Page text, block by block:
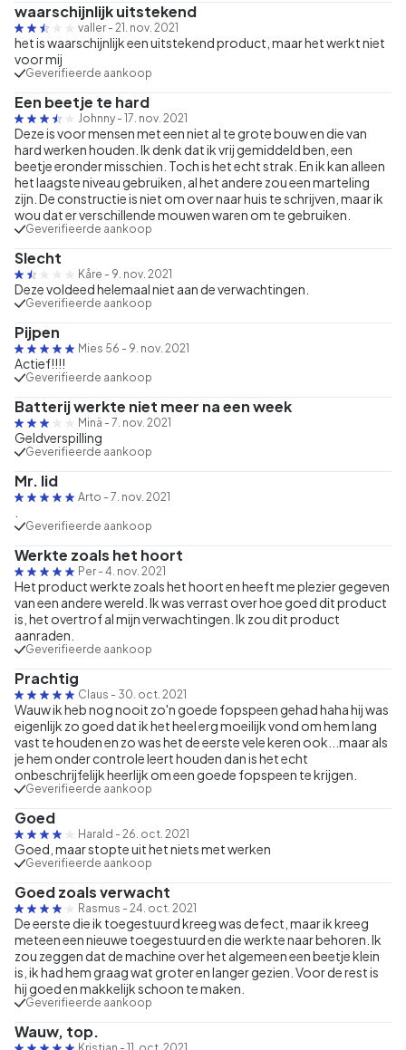
waarschijnlijk uitstekend
valler - 21. nov. 2021
het is waarschijnlijk een uitstekend product, maar het werkt niet
voor mij
Geverifieerde aankoop
Een beetje te hard
Johnny - 17. nov. 2021
Deze is voor mensen met een niet al te grote bouw en die van
hard werken houden. Ik denk dat ik vrij gemiddeld ben, een
beetje eronder misschien. Toch is het echt strak. En ik kan alleen
het laagste niveau gebruiken, al het andere zou een marteling
zijn. De constructie is niet om over naar huis te schrijven, maar ik
wou dat er verschillende mouwen waren om te gebruiken.
Geverifieerde aankoop
Slecht
Kåre - 9. nov. 2021
Deze voldeed helemaal niet aan de verwachtingen.
Geverifieerde aankoop
Pijpen
Mies 56 - 9. nov. 2021
Actief!!!!
Geverifieerde aankoop
Batterij werkte niet meer na een week
Minä - 7. nov. 2021
Geldverspilling
Geverifieerde aankoop
Mr. lid
Arto - 7. nov. 2021
Geverifieerde aankoop
Werkte zoals het hoort
Per - 4. nov. 2021
Het product werkte zoals het hoort en heeft me plezier gegeven
van een andere wereld. Ik was verrast over hoe goed dit product
is, het overtrof al mijn verwachtingen. Ik zou dit product
aanraden.
Geverifieerde aankoop
Prachtig
Claus - 30. oct. 2021
Wauw ik heb nog nooit zo'n goede fopspeen gehad haha hij was
eigenlijk zo goed dat ik het heel erg moeilijk vond om hem lang
vast te houden en zo was het de eerste vele keren ook...maar als
je hem onder controle leert houden dan is het echt
onbeschrijfelijk heerlijk om een goede fopspeen te krijgen.
Geverifieerde aankoop
Goed
Harald - 26. oct. 2021
Goed, maar stopte uit het niets met werken
Geverifieerde aankoop
Goed zoals verwacht
Rasmus - 24. oct. 2021
De eerste die ik toegestuurd kreeg was defect, maar ik kreeg
meteen een nieuwe toegestuurd en die werkte naar behoren. Ik
zou zeggen dat de machine over het algemeen een beetje klein
is, ik had hem graag wat groter en langer gezien. Voor de rest is
hij goed en makkelijk schoon te maken.
Geverifieerde aankoop
Wauw, top.